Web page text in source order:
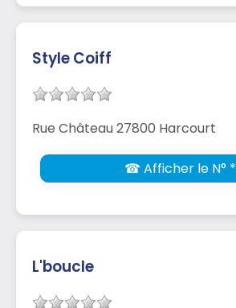
Style Coiff
Rue Château 27800 Harcourt
☎ Afficher le N° *
L'boucle